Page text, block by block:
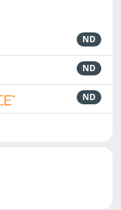
ND
ND
ND